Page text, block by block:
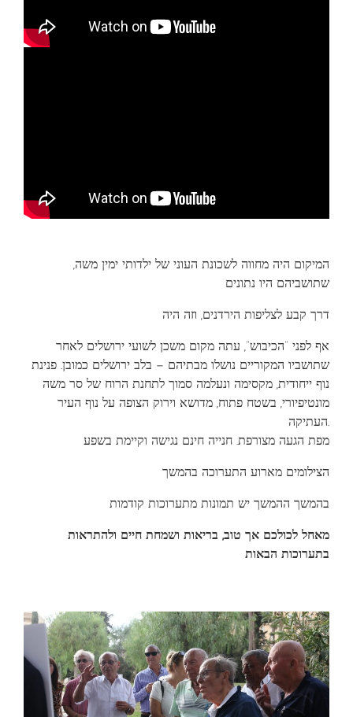
המיקום היה מחווה לשכונת העוני של ילדותי ימין משה,
שתושביהם היו נתונים
דרך קבע לצליפות הירדנים, וזה היה
אף לפני “הכיבוש”, עתה מקום משכן לשועי ירושלים לאחר
שתושביו המקוריים נושלו מבתיהם – בלב ירושלים כמובן. פנינת
נוף ייחודית, מקסימה ונעלמה סמוך לתחנת הרוח של סר משה
מונטיפיורי, בשטח פתוח, מדושא וירוק הצופה על נוף העיר
מפת הגעה מצורפת. חנייה חינם נגישה וקיימת בשפע
הצילומים מארוע התערוכה בהמשך
בהמשך ההמשך יש תמונות מתערוכות קודמות
מאחל לכולכם אך טוב, בריאות ושמחת חיים ולהתראות
בתערוכות הבאות